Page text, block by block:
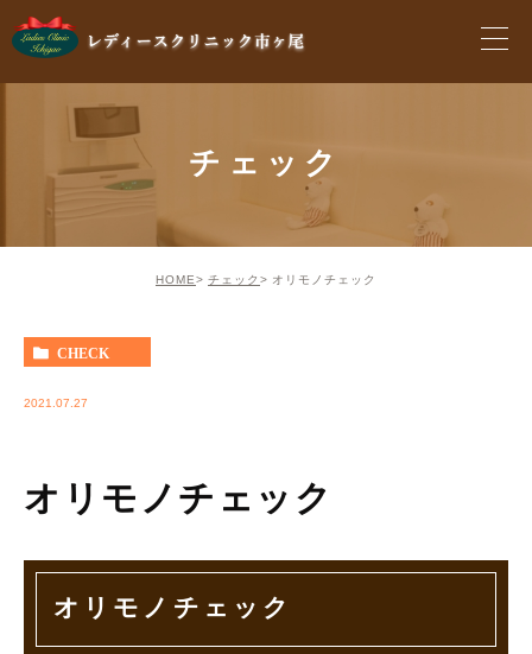
チェック
HOME チェック オリモノチェック
CHECK
2021.07.27
オリモノチェック
オリモノチェック